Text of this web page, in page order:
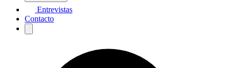
Entrevistas
Contacto